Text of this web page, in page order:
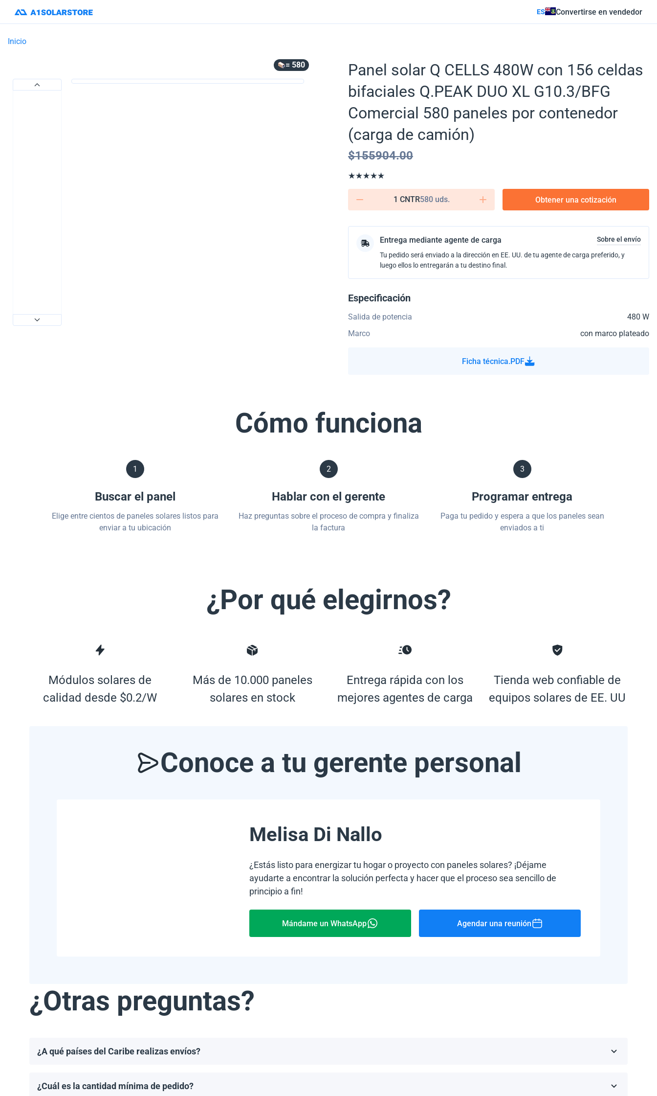
ES Convertirse en vendedor
Inicio
= 580
Panel solar Q CELLS 480W con 156 celdas
bifaciales Q.PEAK DUO XL G10.3/BFG
Comercial 580 paneles por contenedor
(carga de camión)
$155904.00
1 CNTR580 uds. Obtener una cotización
Entrega mediante agente de carga
Sobre el envío
Tu pedido será enviado a la dirección en EE. UU. de tu agente de carga preferido, y
luego ellos lo entregarán a tu destino final.
Especificación
Salida de potencia
480 W
Marco
con marco plateado
Ficha técnica.PDF
Cómo funciona
1
Buscar el panel
Elige entre cientos de paneles solares listos para
enviar a tu ubicación
2
Hablar con el gerente
Haz preguntas sobre el proceso de compra y finaliza
la factura
3
Programar entrega
Paga tu pedido y espera a que los paneles sean
enviados a ti
¿Por qué elegirnos?
Módulos solares de
calidad desde $0.2/W
Más de 10.000 paneles
solares en stock
Entrega rápida con los
mejores agentes de carga
Tienda web confiable de
equipos solares de EE. UU
Conoce a tu gerente personal
Melisa Di Nallo
¿Estás listo para energizar tu hogar o proyecto con paneles solares? ¡Déjame
ayudarte a encontrar la solución perfecta y hacer que el proceso sea sencillo de
principio a fin!
Mándame un WhatsApp Agendar una reunión
¿Otras preguntas?
¿A qué países del Caribe realizas envíos?
¿Cuál es la cantidad mínima de pedido?